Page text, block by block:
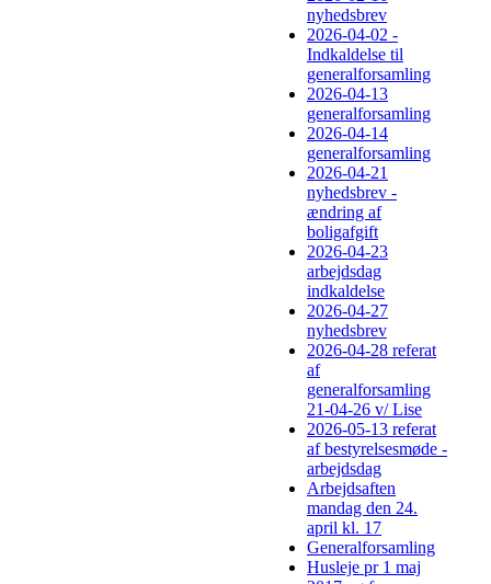
nyhedsbrev
2026-04-02 -
Indkaldelse til
generalforsamling
2026-04-13
generalforsamling
2026-04-14
generalforsamling
2026-04-21
nyhedsbrev -
ændring af
boligafgift
2026-04-23
arbejdsdag
indkaldelse
2026-04-27
nyhedsbrev
2026-04-28 referat
af
generalforsamling
21-04-26 v/ Lise
2026-05-13 referat
af bestyrelsesmøde -
arbejdsdag
Arbejdsaften
mandag den 24.
april kl. 17
Generalforsamling
Husleje pr 1 maj